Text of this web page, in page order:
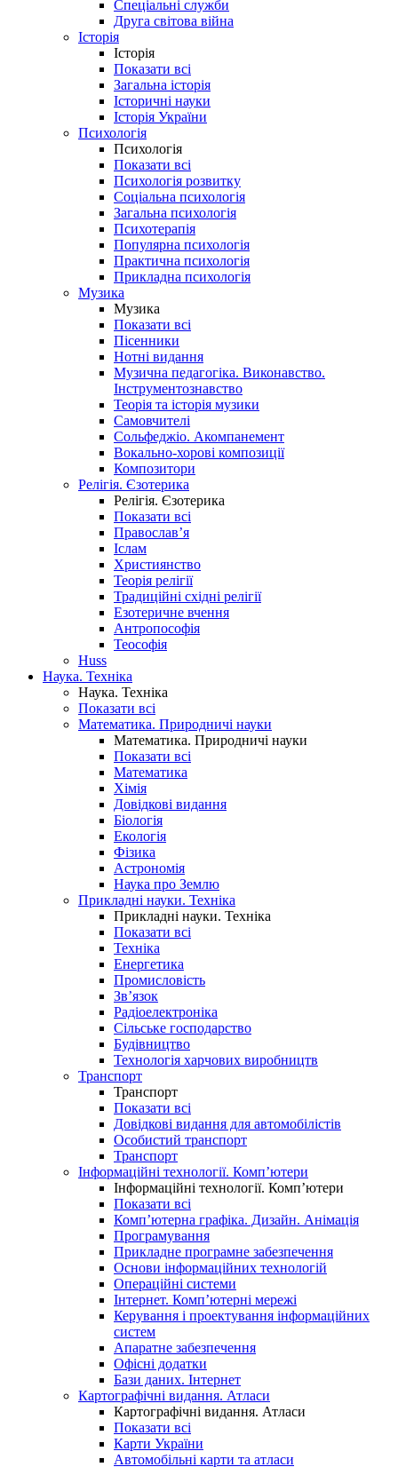
Спеціальні служби
Друга світова війна
Історія
Історія
Показати всі
Загальна історія
Історичні науки
Історія України
Психологія
Психологія
Показати всі
Психологія розвитку
Соціальна психологія
Загальна психологія
Психотерапія
Популярна психологія
Практична психологія
Прикладна психологія
Музика
Музика
Показати всі
Пісенники
Нотні видання
Музична педагогіка. Виконавство.
Інструментознавство
Теорія та історія музики
Самовчителі
Сольфеджіо. Акомпанемент
Вокально-хорові композиції
Композитори
Релігія. Єзотерика
Релігія. Єзотерика
Показати всі
Православ’я
Іслам
Християнство
Теорія релігії
Традиційні східні релігії
Езотеричне вчення
Антропософія
Теософія
Huss
Наука. Техніка
Наука. Техніка
Показати всі
Математика. Природничі науки
Математика. Природничі науки
Показати всі
Математика
Хімія
Довідкові видання
Біологія
Екологія
Фізика
Астрономія
Наука про Землю
Прикладні науки. Техніка
Прикладні науки. Техніка
Показати всі
Техніка
Енергетика
Промисловість
Зв’язок
Радіоелектроніка
Сільське господарство
Будівництво
Технологія харчових виробництв
Транспорт
Транспорт
Показати всі
Довідкові видання для автомобілістів
Особистий транспорт
Транспорт
Інформаційні технології. Комп’ютери
Інформаційні технології. Комп’ютери
Показати всі
Комп’ютерна графіка. Дизайн. Анімація
Програмування
Прикладне програмне забезпечення
Основи інформаційних технологій
Операційні системи
Інтернет. Комп’ютерні мережі
Керування і проектування інформаційних
систем
Апаратне забезпечення
Офісні додатки
Бази даних. Інтернет
Картографічні видання. Атласи
Картографічні видання. Атласи
Показати всі
Карти України
Автомобільні карти та атласи